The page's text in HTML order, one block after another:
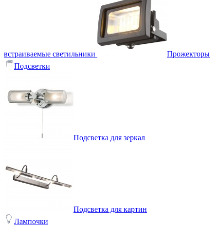
встраиваемые светильники
Прожекторы
Подсветки
Подсветка для зеркал
Подсветка для картин
Лампочки